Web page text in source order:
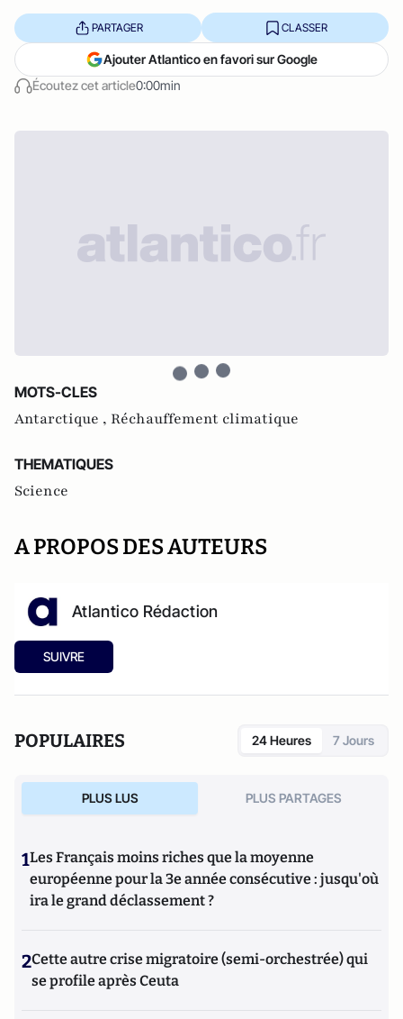
Écoutez cet article0:00min
PARTAGER CLASSER
Ajouter Atlantico en favori sur Google
MOTS-CLES
Antarctique , Réchauffement climatique
THEMATIQUES
Science
A PROPOS DES AUTEURS
Atlantico Rédaction
SUIVRE
POPULAIRES 24 Heures 7 Jours
PLUS LUS PLUS PARTAGES
1Les Français moins riches que la moyenne
européenne pour la 3e année consécutive : jusqu'où
ira le grand déclassement ?
2Cette autre crise migratoire (semi-orchestrée) qui
se profile après Ceuta